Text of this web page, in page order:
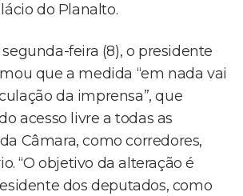
do Planalto.
feira (8), o presidente
que a medida “em nada vai
da imprensa”, que
acesso livre a todas as
Câmara, como corredores,
“O objetivo da alteração é
dos deputados, como